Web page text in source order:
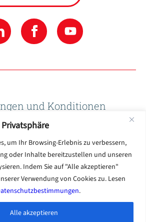
um Ihr Browsing-Erlebnis zu verbessern,
oder Inhalte bereitzustellen und unseren
Indem Sie auf "Alle akzeptieren"
Verwendung von Cookies zu. Lesen
.
Alle akzeptieren
und Konditionen